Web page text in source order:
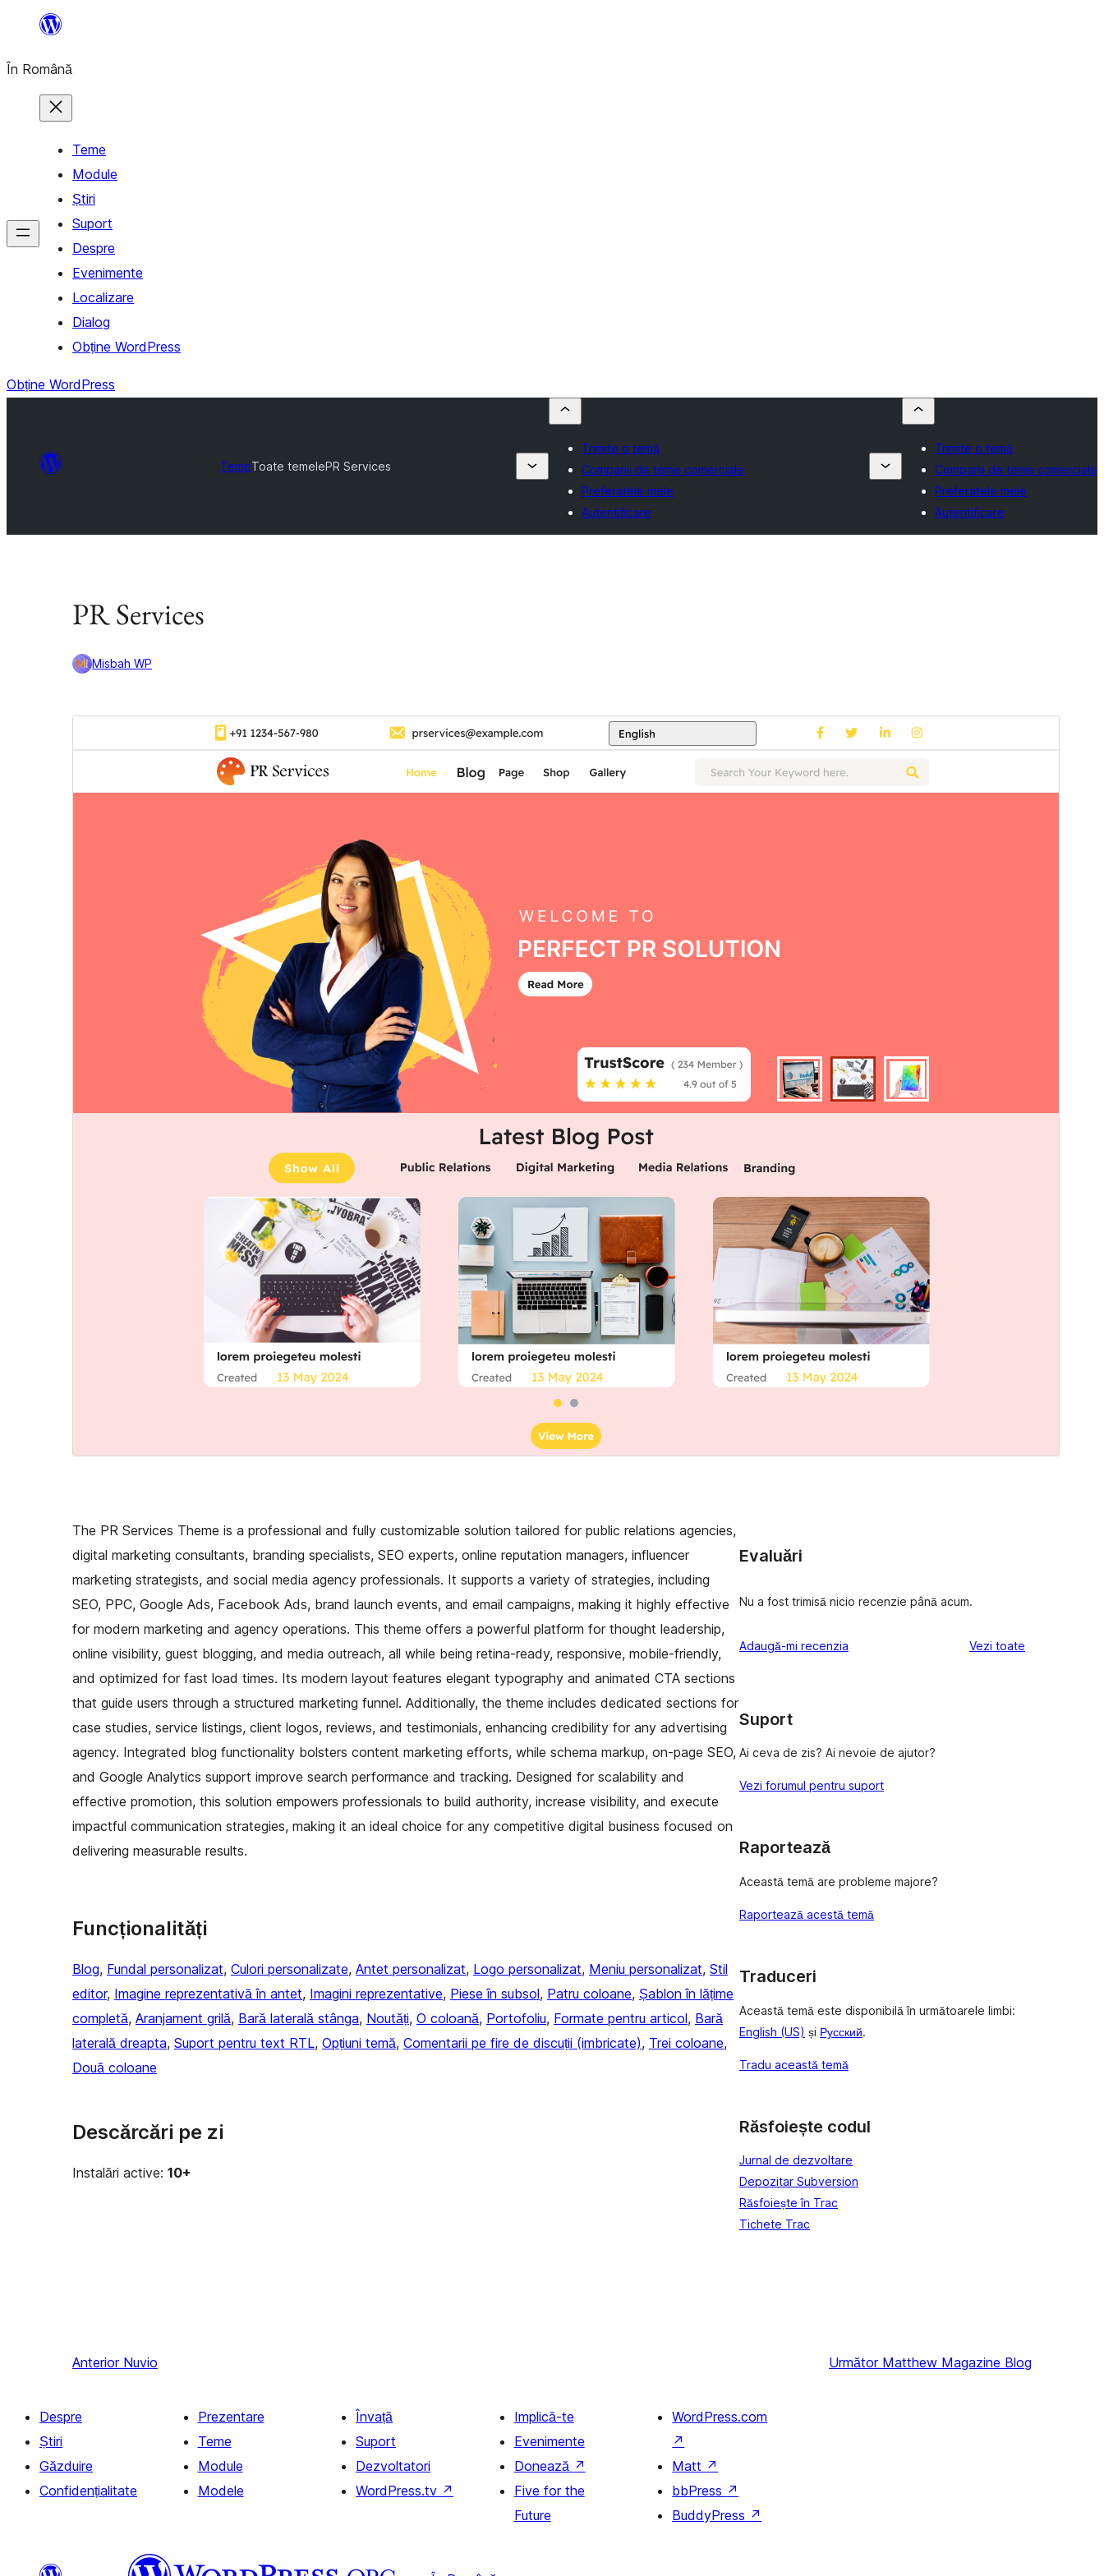
conținut
În Română
Teme
Module
Știri
Suport
Despre
Evenimente
Localizare
Dialog
Obține WordPress
Obține WordPress
TemeToate temelePR Services
Trimite o temă
Companii de teme comerciale
Preferatele mele
Autentificare
Trimite o temă
Companii de teme comerciale
Preferatele mele
Autentificare
PR Services
Misbah WP
Temă comercială
Această temă este gratuită, dar oferă actualizări
comerciale suplimentare sau suport plătit.
The PR Services Theme is a professional and fully customizable solution tailored for public relations agencies,
digital marketing consultants, branding specialists, SEO experts, online reputation managers, influencer
marketing strategists, and social media agency professionals. It supports a variety of strategies, including
SEO, PPC, Google Ads, Facebook Ads, brand launch events, and email campaigns, making it highly effective
for modern marketing and agency operations. This theme offers a powerful platform for thought leadership,
online visibility, guest blogging, and media outreach, all while being retina-ready, responsive, mobile-friendly,
and optimized for fast load times. Its modern layout features elegant typography and animated CTA sections
that guide users through a structured marketing funnel. Additionally, the theme includes dedicated sections for
case studies, service listings, client logos, reviews, and testimonials, enhancing credibility for any advertising
agency. Integrated blog functionality bolsters content marketing efforts, while schema markup, on-page SEO,
and Google Analytics support improve search performance and tracking. Designed for scalability and
effective promotion, this solution empowers professionals to build authority, increase visibility, and execute
impactful communication strategies, making it an ideal choice for any competitive digital business focused on
delivering measurable results.
Funcționalități
Blog, Fundal personalizat, Culori personalizate, Antet personalizat, Logo personalizat, Meniu personalizat, Stil
editor, Imagine reprezentativă în antet, Imagini reprezentative, Piese în subsol, Patru coloane, Șablon în lățime
completă, Aranjament grilă, Bară laterală stânga, Noutăți, O coloană, Portofoliu, Formate pentru articol, Bară
laterală dreapta, Suport pentru text RTL, Opțiuni temă, Comentarii pe fire de discuții (imbricate), Trei coloane
Două coloane
Descărcări pe zi
Instalări active: 10+
Evaluări
Nu a fost trimisă nicio recenzie până acum.
Adaugă-mi recenzia Vezi toate
Suport
Ai ceva de zis? Ai nevoie de ajutor?
Vezi forumul pentru suport
Raportează
Această temă are probleme majore?
Raportează acestă temă
Traduceri
Această temă este disponibilă în următoarele limbi:
English (US) și Русский.
Tradu această temă
Răsfoiește codul
Jurnal de dezvoltare
Depozitar Subversion
Răsfoiește în Trac
Tichete Trac
Anterior Nuvio Următor Matthew Magazine Blog
Despre
Știri
Găzduire
Confidențialitate
Prezentare
Teme
Module
Modele
Învață
Suport
Dezvoltatori
WordPress.tv ↗
Implică-te
Evenimente
Donează ↗
Five for the
Future
WordPress.com
↗
Matt ↗
bbPress ↗
BuddyPress ↗